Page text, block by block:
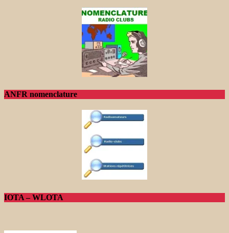
ANFR nomenclature
IOTA – WLOTA